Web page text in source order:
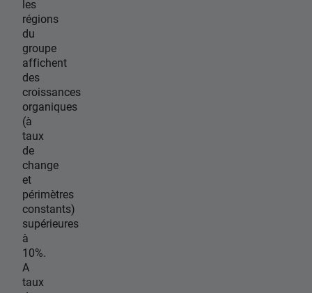
les
régions
du
groupe
affichent
des
croissances
organiques
(à
taux
de
change
et
périmètres
constants)
supérieures
à
10%.
A
taux